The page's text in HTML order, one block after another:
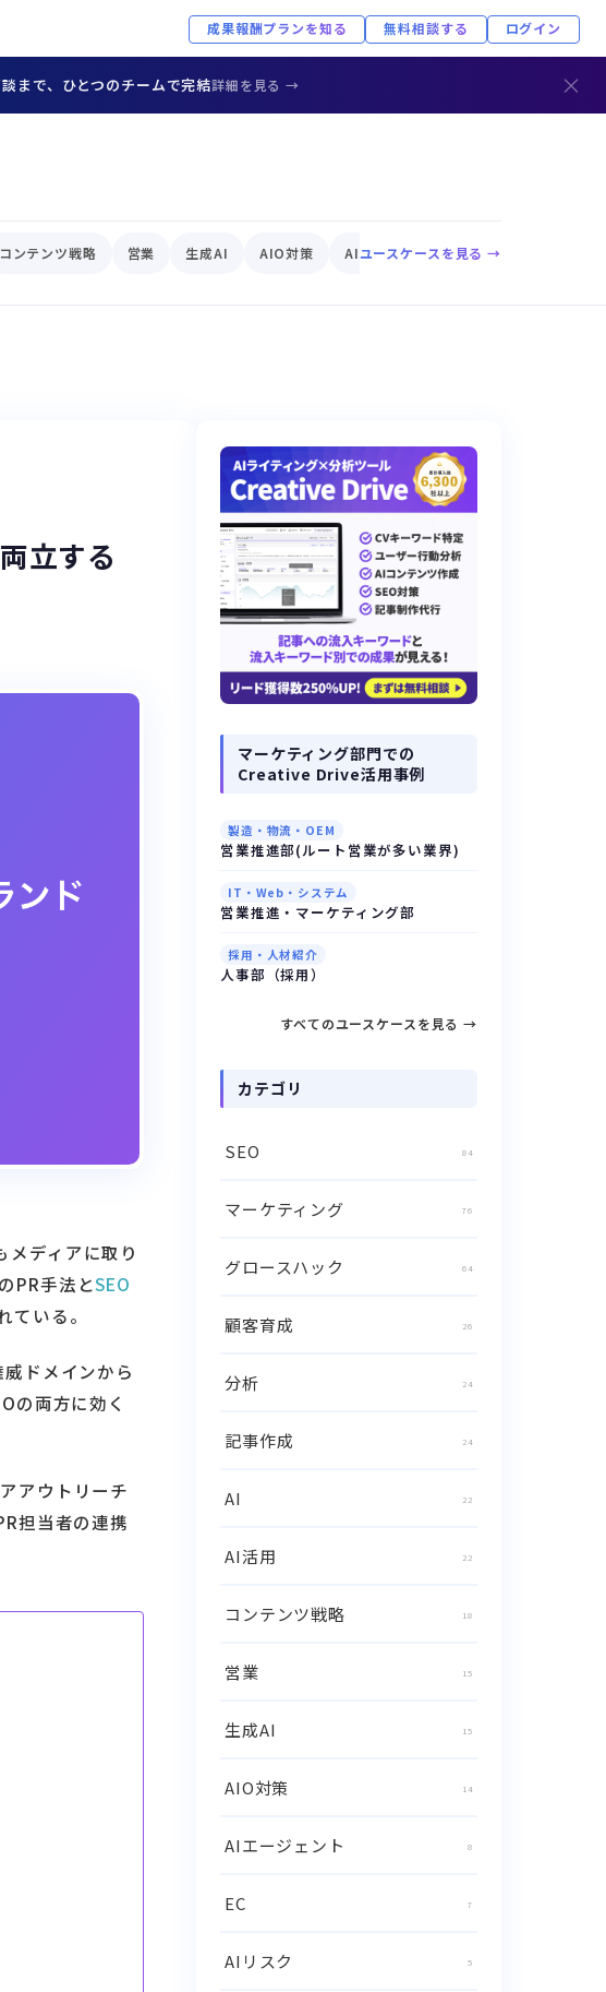
まで、ひとつのチームで完結詳細を見る → ×
成果報酬プランを知る 無料相談する ログイン
コンテンツ戦略 営業 生成AI AIO対策 AIエージェント EC
ユースケースを見る →
立する
メディアに取り
PR手法とSEO
ている。
ドメインから
の両方に効く
アウトリーチ
担当者の連携
マーケティング部門での
Creative Drive活用事例
製造・物流・OEM
営業推進部(ルート営業が多い業界)
IT・Web・システム
営業推進・マーケティング部
採用・人材紹介
人事部（採用）
すべてのユースケースを見る →
カテゴリ
SEO 84
マーケティング 76
グロースハック 64
顧客育成 26
分析 24
記事作成 24
AI 22
AI活用 22
コンテンツ戦略 18
営業 15
生成AI 15
AIO対策 14
AIエージェント 8
EC 7
AIリスク 5